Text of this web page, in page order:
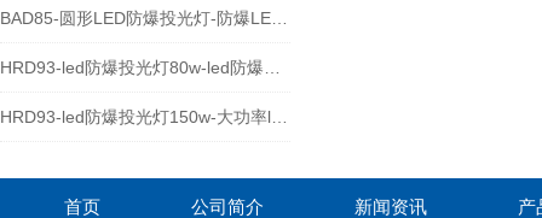
首页 公司简介 新闻资讯 产